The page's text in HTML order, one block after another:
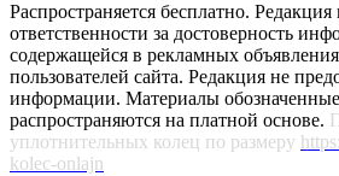
Распространяется бесплатно. Редакция
ответственности за достоверность
содержащейся в рекламных
пользователей сайта. Редакция не
информации. Материалы
распространяются на платной основе.
уплотнительных колец по размеру
kolec-onlajn